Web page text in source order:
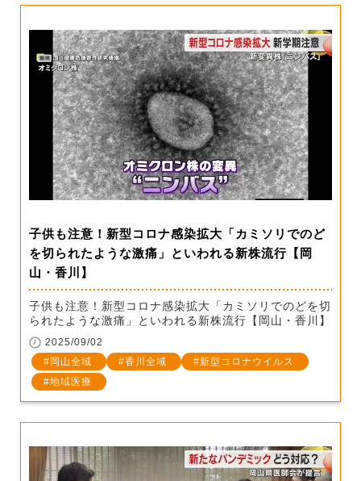
子供も注意！新型コロナ感染拡大「カミソリでのど
を切られたような激痛」といわれる新株流行【岡
山・香川】
子供も注意！新型コロナ感染拡大「カミソリでのどを切
られたような激痛」といわれる新株流行【岡山・香川】
2025/09/02
岡山全域
香川全域
新型コロナウイルス
地域医療